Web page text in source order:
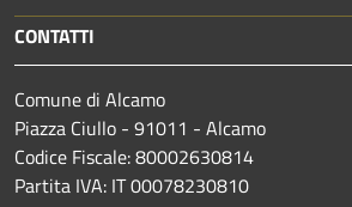
CONTATTI
Comune di Alcamo
Piazza Ciullo - 91011 - Alcamo
Codice Fiscale: 80002630814
Partita IVA: IT 00078230810